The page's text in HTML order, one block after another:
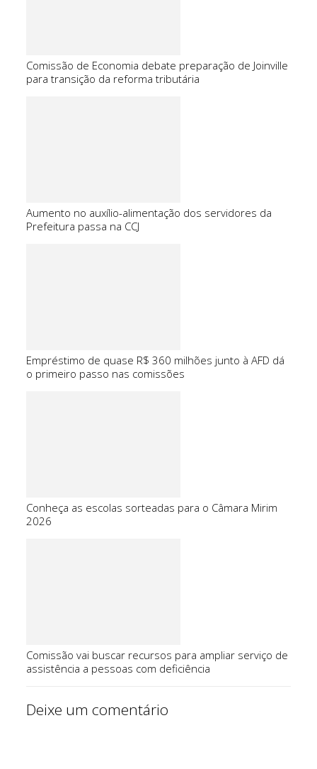
Comissão de Economia debate preparação de Joinville
para transição da reforma tributária
Aumento no auxílio-alimentação dos servidores da
Prefeitura passa na CCJ
Empréstimo de quase R$ 360 milhões junto à AFD dá
o primeiro passo nas comissões
Conheça as escolas sorteadas para o Câmara Mirim
2026
Comissão vai buscar recursos para ampliar serviço de
assistência a pessoas com deficiência
Deixe um comentário